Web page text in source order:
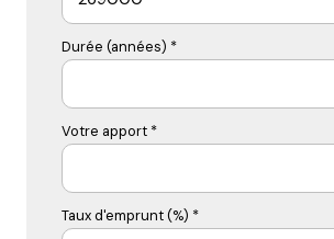
Durée (années) *
Votre apport *
Taux d'emprunt (%) *